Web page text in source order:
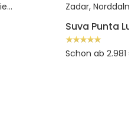
Zadar, Norddalmatien (Kroatien)
Suva Punta
Schon ab 2.981